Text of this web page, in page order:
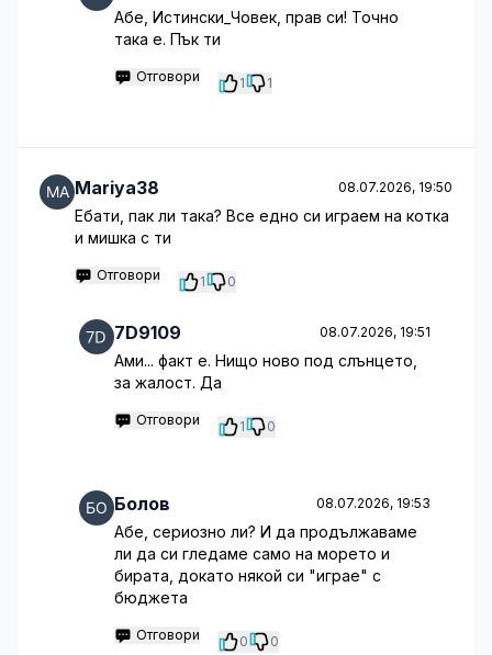
Абе, Истински_Човек, прав си! Точно
така е. Пък ти
Отговори 1 1
Mariya38 08.07.2026, 19:50
Ебати, пак ли така? Все едно си играем на котка
и мишка с ти
Отговори 1 0
7D9109 08.07.2026, 19:51
Ами... факт е. Нищо ново под слънцето,
за жалост. Да
Отговори 1 0
Болов 08.07.2026, 19:53
Абе, сериозно ли? И да продължаваме
ли да си гледаме само на морето и
бирата, докато някой си "играе" с
бюджета
Отговори 0 0